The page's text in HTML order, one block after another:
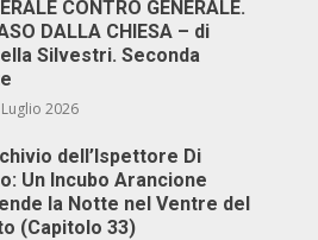
CONTRO GENERALE.
DALLA CHIESA – di
Silvestri. Seconda
2026
dell’Ispettore Di
Un Incubo Arancione
la Notte nel Ventre del
(Capitolo 33)